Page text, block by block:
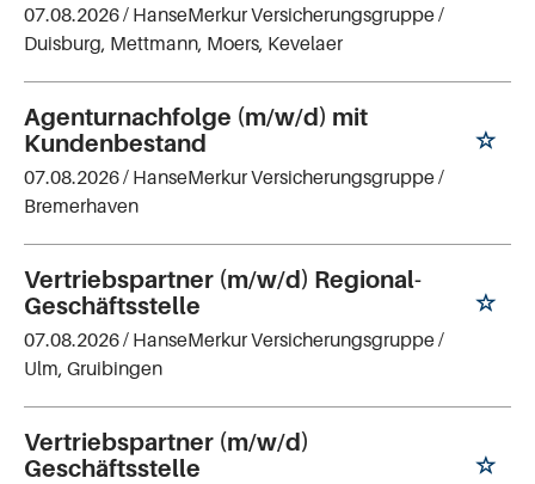
07.08.2026 / HanseMerkur Versicherungsgruppe/
Duisburg, Mettmann, Moers, Kevelaer
Agenturnachfolge (m/w/d) mit
Kundenbestand
07.08.2026 / HanseMerkur Versicherungsgruppe/
Bremerhaven
Vertriebspartner (m/w/d) Regional-
Geschäftsstelle
07.08.2026 / HanseMerkur Versicherungsgruppe/
Ulm, Gruibingen
Vertriebspartner (m/w/d)
Geschäftsstelle